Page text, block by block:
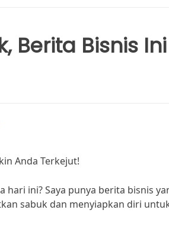
Berita Bisnis
Anda Terkejut!
hari ini? Saya punya berita bisnis
sabuk dan menyiapkan diri